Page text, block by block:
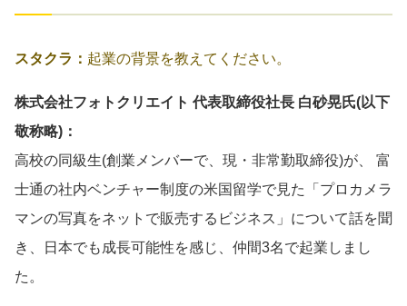
スタクラ： 起業の背景を教えてください。
株式会社フォトクリエイト 代表取締役社長 白砂晃氏(以下
敬称略)：
高校の同級生(創業メンバーで、現・非常勤取締役)が、 富
士通の社内ベンチャー制度の米国留学で見た「プロカメラ
マンの写真をネットで販売するビジネス」について話を聞
き、日本でも成長可能性を感じ、仲間3名で起業しまし
た。